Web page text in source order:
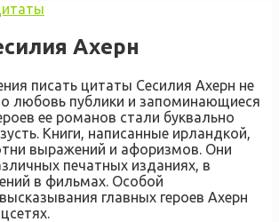
Ахерн
писать цитаты Сесилия Ахерн не
любовь публики и запоминающиеся
ее романов стали буквально
Книги, написанные ирландкой,
выражений и афоризмов. Они
печатных изданиях, в
в фильмах. Особой
главных героев Ахерн